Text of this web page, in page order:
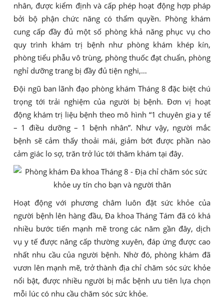
nhân, được kiểm định và cấp phép hoạt động hợp pháp
bởi bộ phận chức năng có thẩm quyền. Phòng khám
cung cấp đầy đủ một số phòng khả năng phục vụ cho
quy trình khám trị bệnh như phòng khám khép kín,
phòng tiểu phẫu vô trùng, phòng thuốc đạt chuẩn, phòng
nghỉ dưỡng trang bị đầy đủ tiện nghi,…
Đội ngũ ban lãnh đạo phòng khám Tháng 8 đặc biệt chú
trọng tới trải nghiệm của người bị bệnh. Đơn vị hoạt
động khám trị liệu bệnh theo mô hình “1 chuyên gia y tế
– 1 điều dưỡng – 1 bệnh nhân”. Như vậy, người mắc
bệnh sẽ cảm thấy thoải mái, giảm bớt được phần nào
cảm giác lo sợ, trăn trở lúc tới thăm khám tại đây.
Hoạt động với phương châm luôn đặt sức khỏe của
người bệnh lên hàng đầu, Đa khoa Tháng Tám đã có khá
nhiều bước tiến mạnh mẽ trong các năm gần đây, dịch
vụ y tế được nâng cấp thường xuyên, đáp ứng được cao
nhất nhu cầu của người bệnh. Nhờ đó, phòng khám đã
vươn lên mạnh mẽ, trở thành địa chỉ chăm sóc sức khỏe
nổi bật, được nhiều người bị mắc bệnh ưu tiên lựa chọn
mỗi lúc có nhu cầu chăm sóc sức khỏe.